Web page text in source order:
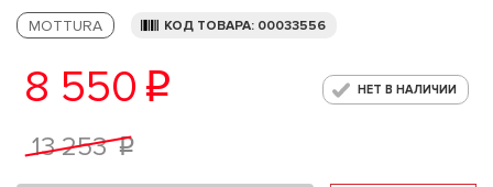
MOTTURA КОД ТОВАРА: 00033556
8 550 p НЕТ В НАЛИЧИИ
13 253 p